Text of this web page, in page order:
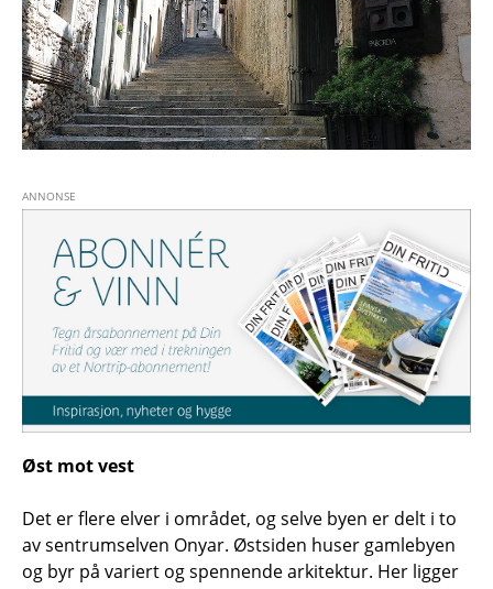
Øst mot vest
Det er flere elver i området, og selve byen er delt i to
av sentrumselven Onyar. Østsiden huser gamlebyen
og byr på variert og spennende arkitektur. Her ligger